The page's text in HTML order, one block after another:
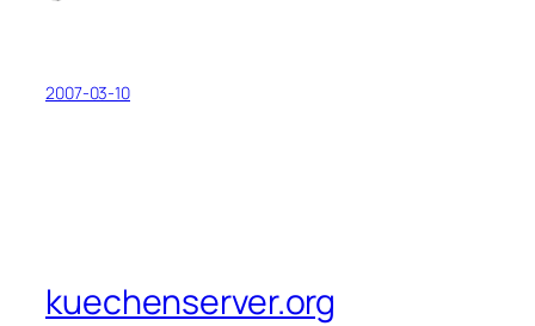
2007-03-10
kuechenserver.org